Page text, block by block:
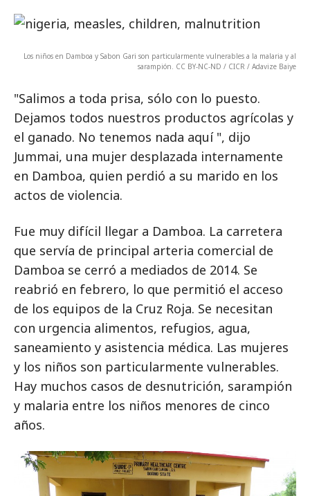
Los niños en Damboa y Sabon Gari son particularmente vulnerables a la malaria y al
sarampión. CC BY-NC-ND / CICR / Adavize Baiye
"Salimos a toda prisa, sólo con lo puesto.
Dejamos todos nuestros productos agrícolas y
el ganado. No tenemos nada aquí ", dijo
Jummai, una mujer desplazada internamente
en Damboa, quien perdió a su marido en los
actos de violencia.
Fue muy difícil llegar a Damboa. La carretera
que servía de principal arteria comercial de
Damboa se cerró a mediados de 2014. Se
reabrió en febrero, lo que permitió el acceso
de los equipos de la Cruz Roja. Se necesitan
con urgencia alimentos, refugios, agua,
saneamiento y asistencia médica. Las mujeres
y los niños son particularmente vulnerables.
Hay muchos casos de desnutrición, sarampión
y malaria entre los niños menores de cinco
años.